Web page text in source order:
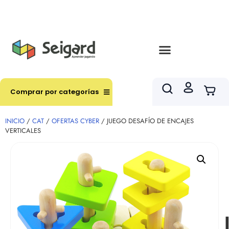
Comprar por categorías
INICIO / CAT / OFERTAS CYBER / JUEGO DESAFÍO DE ENCAJES
VERTICALES